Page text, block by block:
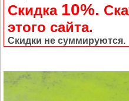
Скидка 10%.
этого сайта.
Скидки не суммируются.